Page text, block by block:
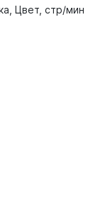
Цвет, стр/мин